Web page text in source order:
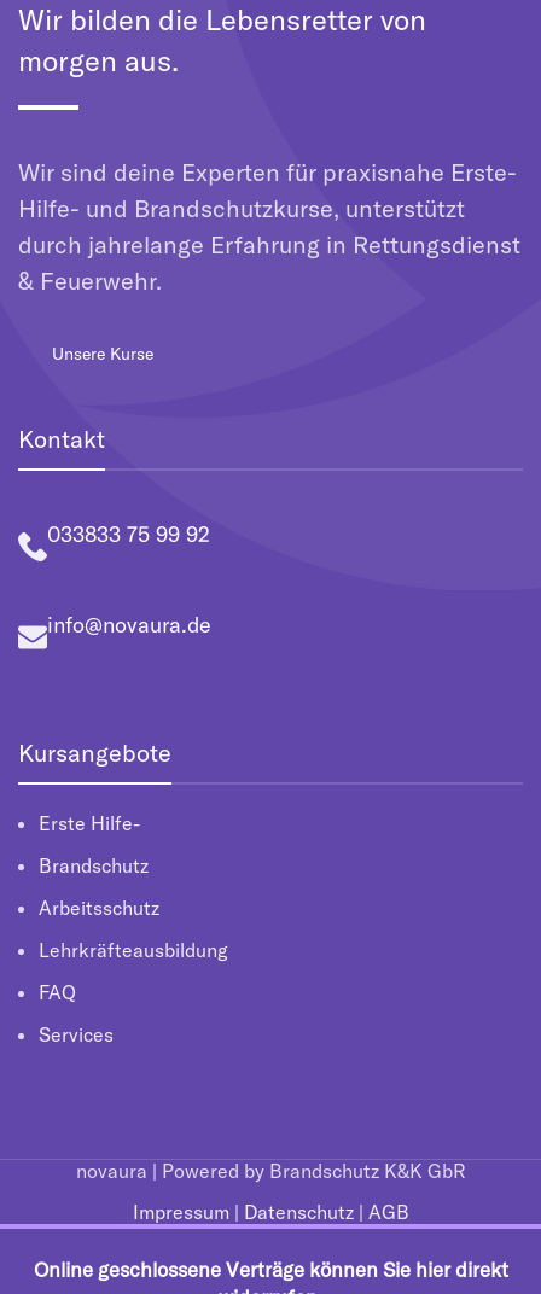
Wir bilden die Lebensretter von
morgen aus.
Wir sind deine Experten für praxisnahe Erste-
Hilfe- und Brandschutzkurse, unterstützt
durch jahrelange Erfahrung in Rettungsdienst
& Feuerwehr.
Unsere Kurse
Kontakt
033833 75 99 92
info@novaura.de
Kursangebote
Erste Hilfe-
Brandschutz
Arbeitsschutz
Lehrkräfteausbildung
FAQ
Services
novaura | Powered by Brandschutz K&K GbR
Impressum | Datenschutz| AGB
Online geschlossene Verträge können Sie hier direkt